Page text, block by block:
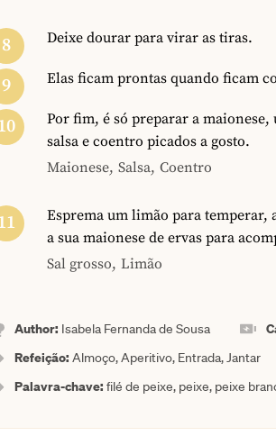
Deixe dourar para virar as tiras.
Elas ficam prontas quando ficam
Por fim, é só preparar a maionese,
salsa e coentro picados a gosto.
Maionese, Salsa, Coentro
Esprema um limão para temperar,
a sua maionese de ervas para
Sal grosso, Limão
Author: Isabela Fernanda de Sousa
Refeição:Almoço, Aperitivo, Entrada, Jantar
Palavra-chave:filé de peixe, peixe, peixe